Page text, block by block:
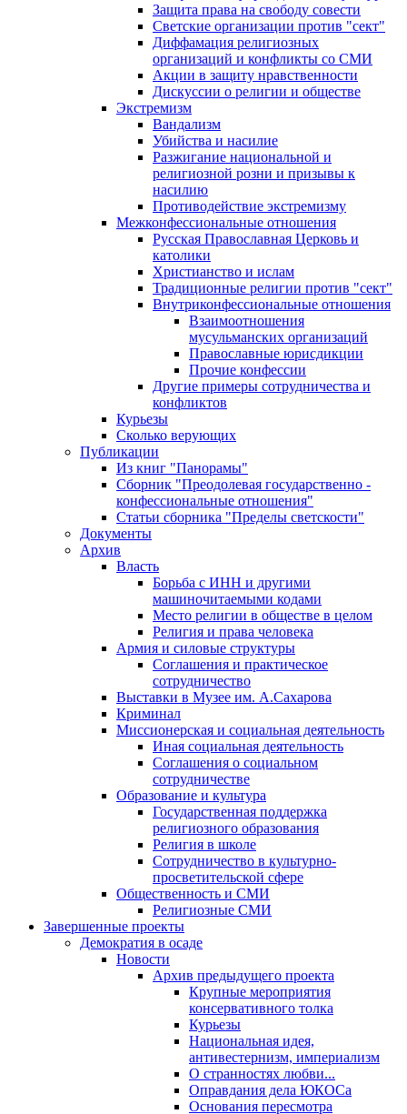
Защита права на свободу совести
Светские организации против "сект"
Диффамация религиозных
организаций и конфликты со СМИ
Акции в защиту нравственности
Дискуссии о религии и обществе
Экстремизм
Вандализм
Убийства и насилие
Разжигание национальной и
религиозной розни и призывы к
насилию
Противодействие экстремизму
Межконфессиональные отношения
Русская Православная Церковь и
католики
Христианство и ислам
Традиционные религии против "сект"
Внутриконфессиональные отношения
Взаимоотношения
мусульманских организаций
Православные юрисдикции
Прочие конфессии
Другие примеры сотрудничества и
конфликтов
Курьезы
Сколько верующих
Публикации
Из книг "Панорамы"
Сборник "Преодолевая государственно -
конфессиональные отношения"
Статьи сборника "Пределы светскости"
Документы
Архив
Власть
Борьба с ИНН и другими
машиночитаемыми кодами
Место религии в обществе в целом
Религия и права человека
Армия и силовые структуры
Соглашения и практическое
сотрудничество
Выставки в Музее им. А.Сахарова
Криминал
Миссионерская и социальная деятельность
Иная социальная деятельность
Соглашения о социальном
сотрудничестве
Образование и культура
Государственная поддержка
религиозного образования
Религия в школе
Сотрудничество в культурно-
просветительской сфере
Общественность и СМИ
Религиозные СМИ
Завершенные проекты
Демократия в осаде
Новости
Архив предыдущего проекта
Крупные мероприятия
консервативного толка
Курьезы
Национальная идея,
антивестернизм, империализм
О странностях любви...
Оправдания дела ЮКОСа
Основания пересмотра